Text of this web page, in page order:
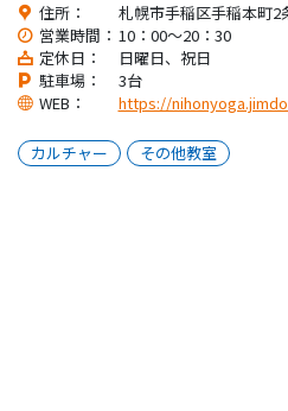
住所：
札幌市手稲区手稲本町2
営業時間： 10：00～20：30
定休日：
日曜日、祝日
駐車場：
3台
WEB：
https://
カルチャー その他教室